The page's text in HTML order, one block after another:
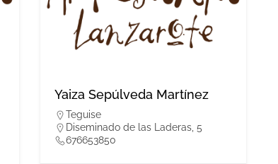
Yaiza Sepúlveda Martínez
Teguise
Diseminado de las Laderas, 5
676653850